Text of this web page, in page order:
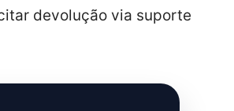
devolução via suporte